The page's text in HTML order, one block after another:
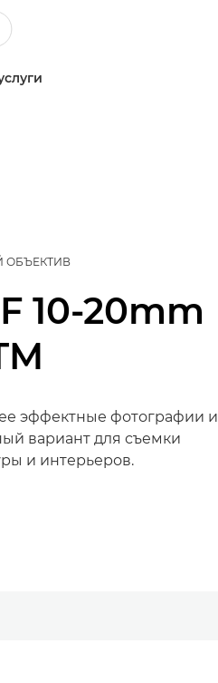
ОБЪЕКТИВ
10-20mm
эффектные фотографии и
вариант для съемки
и интерьеров.